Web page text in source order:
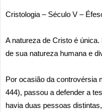
Cristologia – Século V –
A natureza de Cristo é
de sua natureza humana e
Por ocasião da controvérsia
444), passou a defender a
havia duas pessoas